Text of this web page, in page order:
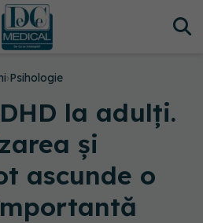
›Psihologie
la adulți.
și
ascunde o